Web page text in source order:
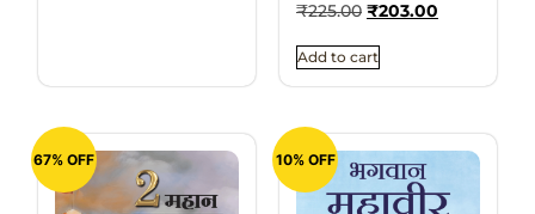
₹225.00 ₹203.00
Add to cart
67% OFF 10% OFF